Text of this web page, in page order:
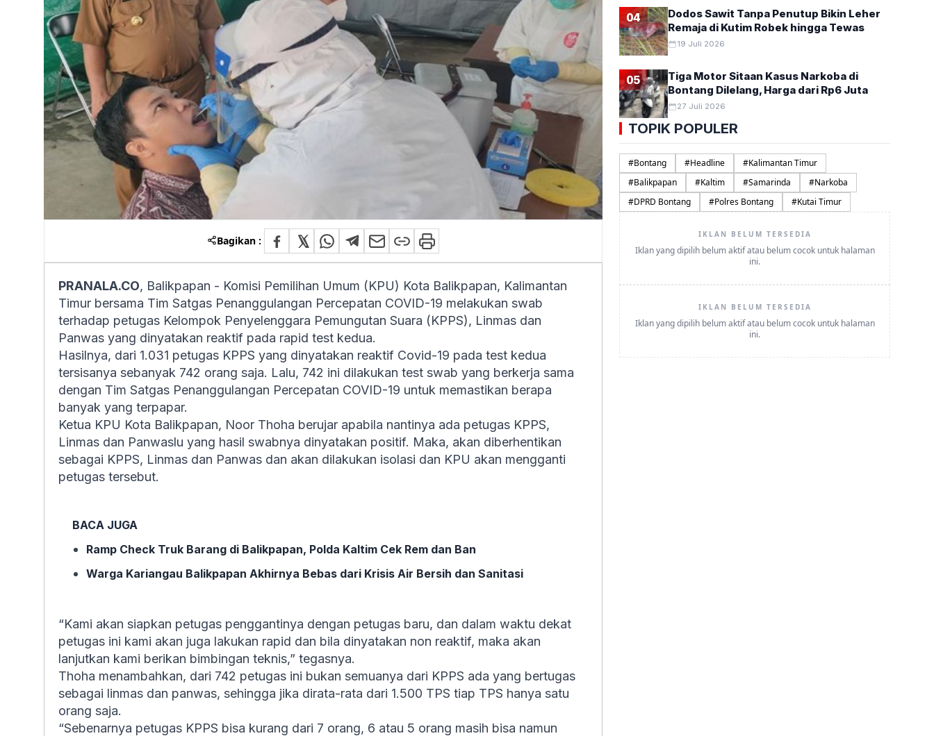
Bagikan :
PRANALA.CO, Balikpapan - Komisi Pemilihan Umum (KPU) Kota Balikpapan, Kalimantan
Timur bersama Tim Satgas Penanggulangan Percepatan COVID-19 melakukan swab
terhadap petugas Kelompok Penyelenggara Pemungutan Suara (KPPS), Linmas dan
Panwas yang dinyatakan reaktif pada rapid test kedua.
Hasilnya, dari 1.031 petugas KPPS yang dinyatakan reaktif Covid-19 pada test kedua
tersisanya sebanyak 742 orang saja. Lalu, 742 ini dilakukan test swab yang berkerja sama
dengan Tim Satgas Penanggulangan Percepatan COVID-19 untuk memastikan berapa
banyak yang terpapar.
Ketua KPU Kota Balikpapan, Noor Thoha berujar apabila nantinya ada petugas KPPS,
Linmas dan Panwaslu yang hasil swabnya dinyatakan positif. Maka, akan diberhentikan
sebagai KPPS, Linmas dan Panwas dan akan dilakukan isolasi dan KPU akan mengganti
petugas tersebut.
BACA JUGA
Ramp Check Truk Barang di Balikpapan, Polda Kaltim Cek Rem dan Ban
Warga Kariangau Balikpapan Akhirnya Bebas dari Krisis Air Bersih dan Sanitasi
“Kami akan siapkan petugas penggantinya dengan petugas baru, dan dalam waktu dekat
petugas ini kami akan juga lakukan rapid dan bila dinyatakan non reaktif, maka akan
lanjutkan kami berikan bimbingan teknis,” tegasnya.
Thoha menambahkan, dari 742 petugas ini bukan semuanya dari KPPS ada yang bertugas
sebagai linmas dan panwas, sehingga jika dirata-rata dari 1.500 TPS tiap TPS hanya satu
orang saja.
“Sebenarnya petugas KPPS bisa kurang dari 7 orang, 6 atau 5 orang masih bisa namun
04
Dodos Sawit Tanpa Penutup Bikin Leher
Remaja di Kutim Robek hingga Tewas
19 Juli 2026
05
Tiga Motor Sitaan Kasus Narkoba di
Bontang Dilelang, Harga dari Rp6 Juta
27 Juli 2026
TOPIK POPULER
#Bontang #Headline #Kalimantan Timur
#Balikpapan #Kaltim #Samarinda #Narkoba
#DPRD Bontang #Polres Bontang #Kutai Timur
IKLAN BELUM TERSEDIA
Iklan yang dipilih belum aktif atau belum cocok untuk halaman
ini.
IKLAN BELUM TERSEDIA
Iklan yang dipilih belum aktif atau belum cocok untuk halaman
ini.